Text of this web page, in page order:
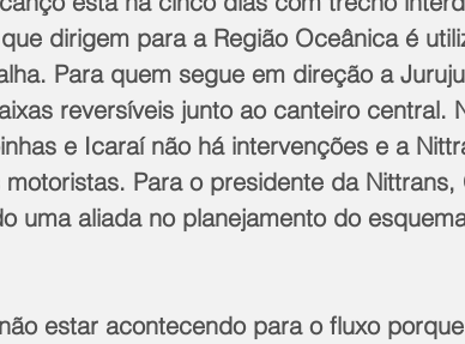
dirigem para a Região Oceânica é
Para quem segue em direção a
reversíveis junto ao canteiro central.
e Icaraí não há intervenções e a
Para o presidente da Nittrans,
uma aliada no planejamento do
estar acontecendo para o fluxo